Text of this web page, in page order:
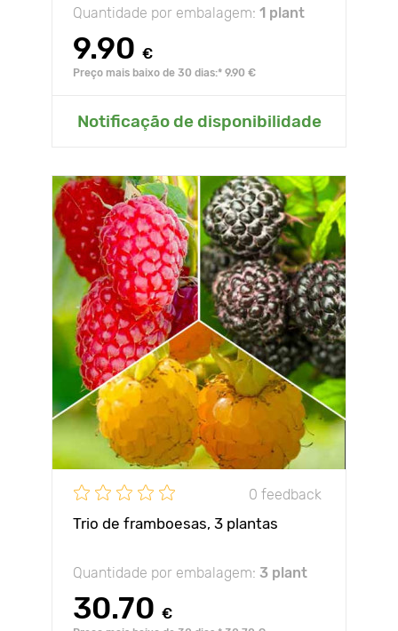
Quantidade por embalagem: 1 plant
9.90 €
Preço mais baixo de 30 dias:* 9.90 €
Notificação de disponibilidade
0 feedback
Trio de framboesas, 3 plantas
Quantidade por embalagem: 3 plant
30.70 €